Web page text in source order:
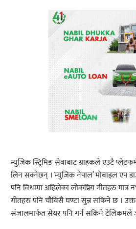
म्युजिक स्ट्रिमिङ सेवाबाट ग्राहकले एउटै
लिन सक्नेछन् । ̒म्युजिक नेपाल’ मोबाइल एप
पनि विधामा अहिलेका लोकप्रिय गीतहरु मात्र
गीतहरु पनि चौविसै घण्टा सुन्न सकिने छ ।
संजालमार्फत सेयर पनि गर्न सकिने टेलिकमले